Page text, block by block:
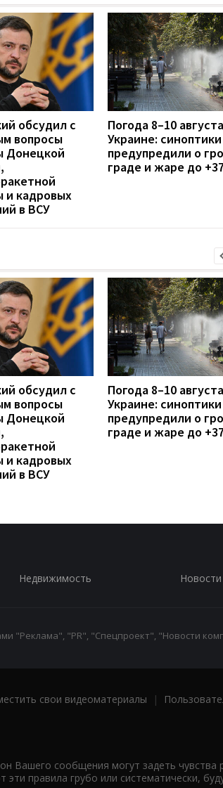
обсудил с
вопросы
Донецкой
и кадровых
в ВСУ
Погода 8–10
Украине: синоптики
предупредили о
граде и жаре до
обсудил с
вопросы
Донецкой
и кадровых
в ВСУ
Погода 8–10
Украине: синоптики
предупредили о
граде и жаре до
Недвижимость Новости
"Реклама", "PR", "Спецпроект", "Новости
свои видеоматериалы |
сообщения могут задеть чувства
правила грубо или систематически,